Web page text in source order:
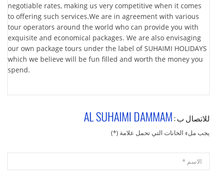
negotiable rates, making us very competitive when it comes
to offering such services.We are in agreement with various
tour operators around the world who can provide you with
exquisite and economical packages. We are also envisaging
our own package tours under the label of SUHAIMI HOLIDAYS
which we believe will be fun filled and worth the money you
spend.
للاتصال ب : AL SUHAIMI DAMMAM
يجب ملء الخانات التي تحمل علامة (*)